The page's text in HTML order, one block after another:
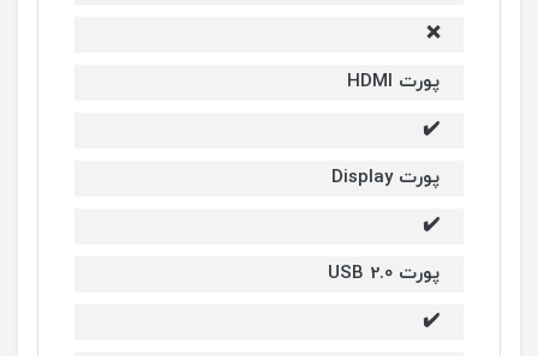
❌
پورت HDMI
✔️
پورت Display
✔️
پورت USB 2.0
✔️